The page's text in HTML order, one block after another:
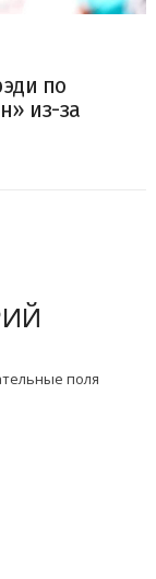
по
из-за
поля